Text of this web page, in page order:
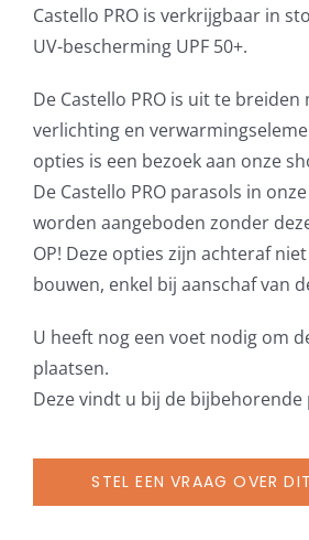
Castello PRO is verkrijgbaar in
UV-bescherming UPF 50+.
De Castello PRO is uit te breiden
verlichting en
opties is een bezoek aan onze
De Castello PRO parasols in
worden aangeboden zonder
OP! Deze opties zijn achteraf
bouwen, enkel bij aanschaf van
U heeft nog een voet nodig om
plaatsen.
Deze vindt u bij de
STEL EEN VRAAG OVER